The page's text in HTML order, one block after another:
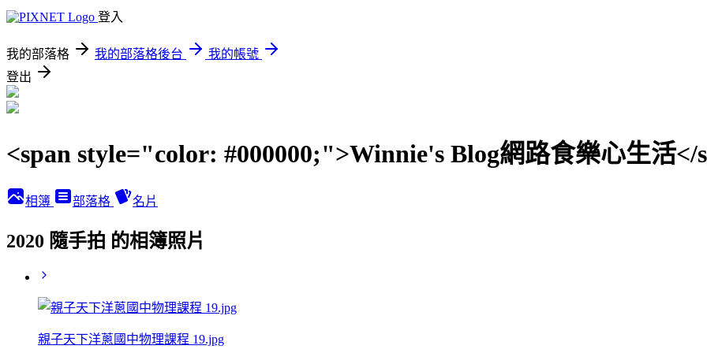
登入
我的部落格 我的部落格後台
我的帳號
登出
<span style="color: #000000;">Winnie's Blog網路食樂心生活</
相簿 部落格 名片
2020 隨手拍 的相簿照片
親子天下洋蔥國中物理課程 19.jpg